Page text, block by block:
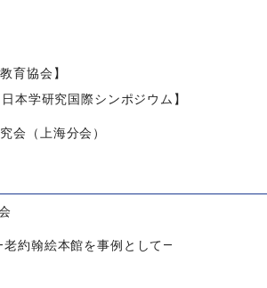
育協会】
本学研究国際シンポジウム】
会（上海分会）
約翰絵本館を事例として―